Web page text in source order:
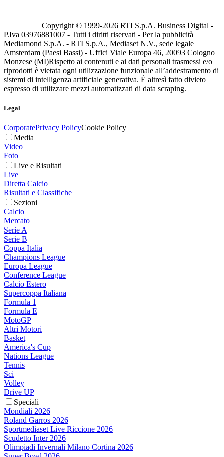
Copyright © 1999-2026 RTI S.p.A. Business Digital -
P.Iva 03976881007 - Tutti i diritti riservati - Per la pubblicità
Mediamond S.p.A. - RTI S.p.A., Mediaset N.V., sede legale
Amsterdam (Paesi Bassi) - Uffici Viale Europa 46, 20093 Cologno
Monzese (MI)Rispetto ai contenuti e ai dati personali trasmessi e/o
riprodotti è vietata ogni utilizzazione funzionale all’addestramento di
sistemi di intelligenza artificiale generativa. È altresì fatto divieto
espresso di utilizzare mezzi automatizzati di data scraping.
Legal
CorporatePrivacy PolicyCookie Policy
Media
Video
Foto
Live e Risultati
Live
Diretta Calcio
Risultati e Classifiche
Sezioni
Calcio
Mercato
Serie A
Serie B
Coppa Italia
Champions League
Europa League
Conference League
Calcio Estero
Supercoppa Italiana
Formula 1
Formula E
MotoGP
Altri Motori
Basket
America's Cup
Nations League
Tennis
Sci
Volley
Drive UP
Speciali
Mondiali 2026
Roland Garros 2026
Sportmediaset Live Riccione 2026
Scudetto Inter 2026
Olimpiadi Invernali Milano Cortina 2026